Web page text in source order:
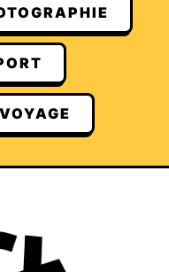
VOYAGE